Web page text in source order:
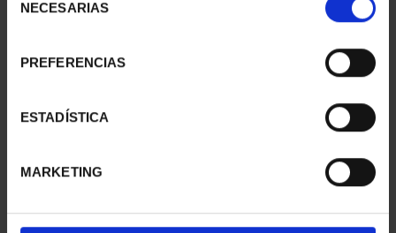
NECESARIAS
PREFERENCIAS
ESTADÍSTICA
MARKETING
1 Productos encontrados